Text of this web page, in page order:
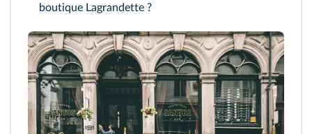
boutique Lagrandette ?